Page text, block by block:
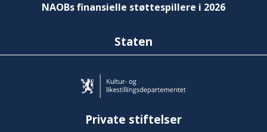
NAOBs finansielle støttespillere i 2026
Staten
Private stiftelser